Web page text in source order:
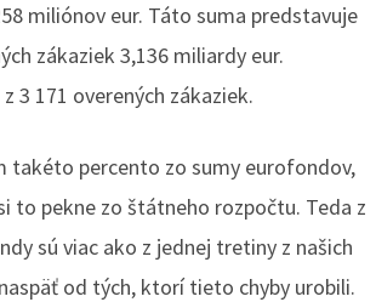
miliónov eur. Táto suma predstavuje
zákaziek 3,136 miliardy eur.
3 171 overených zákaziek.
takéto percento zo sumy eurofondov,
to pekne zo štátneho rozpočtu. Teda z
sú viac ako z jednej tretiny z našich
od tých, ktorí tieto chyby urobili.